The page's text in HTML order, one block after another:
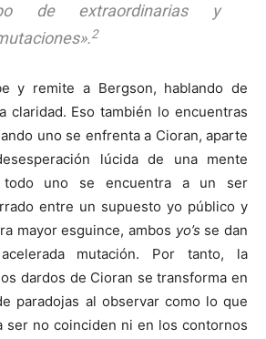
de extraordinarias y
2
y remite a Bergson, hablando de
claridad. Eso también lo encuentras
uno se enfrenta a Cioran, aparte
lúcida de una mente
todo uno se encuentra a un ser
entre un supuesto yo público y
mayor esguince, ambos yo’s se dan
mutación. Por tanto, la
dardos de Cioran se transforma en
paradojas al observar como lo que
ser no coinciden ni en los contornos